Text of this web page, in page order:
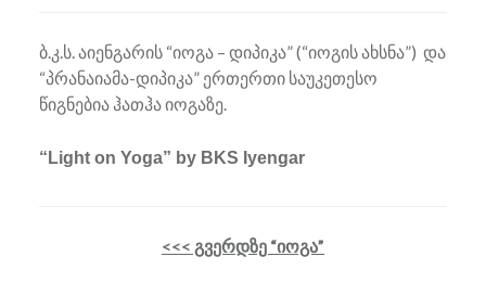
ბ.კ.ს. აიენგარის “იოგა – დიპიკა” (“იოგის ახსნა”) და
“პრანაიამა-დიპიკა” ერთერთი საუკეთესო
წიგნებია ჰათჰა იოგაზე.
“Light on Yoga” by BKS Iyengar
<<< გვერდზე “იოგა”